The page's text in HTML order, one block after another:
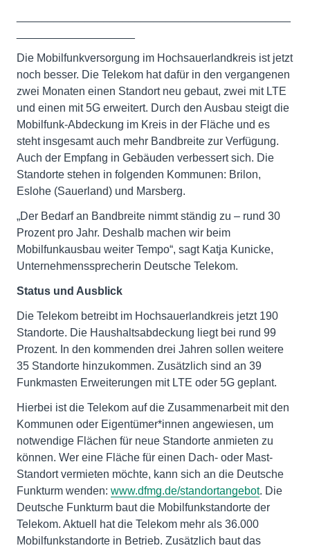
Die Mobilfunkversorgung im Hochsauerlandkreis ist jetzt
noch besser. Die Telekom hat dafür in den vergangenen
zwei Monaten einen Standort neu gebaut, zwei mit LTE
und einen mit 5G erweitert. Durch den Ausbau steigt die
Mobilfunk-Abdeckung im Kreis in der Fläche und es
steht insgesamt auch mehr Bandbreite zur Verfügung.
Auch der Empfang in Gebäuden verbessert sich. Die
Standorte stehen in folgenden Kommunen: Brilon,
Eslohe (Sauerland) und Marsberg.
„Der Bedarf an Bandbreite nimmt ständig zu – rund 30
Prozent pro Jahr. Deshalb machen wir beim
Mobilfunkausbau weiter Tempo“, sagt Katja Kunicke,
Unternehmenssprecherin Deutsche Telekom.
Status und Ausblick
Die Telekom betreibt im Hochsauerlandkreis jetzt 190
Standorte. Die Haushaltsabdeckung liegt bei rund 99
Prozent. In den kommenden drei Jahren sollen weitere
35 Standorte hinzukommen. Zusätzlich sind an 39
Funkmasten Erweiterungen mit LTE oder 5G geplant.
Hierbei ist die Telekom auf die Zusammenarbeit mit den
Kommunen oder Eigentümer*innen angewiesen, um
notwendige Flächen für neue Standorte anmieten zu
können. Wer eine Fläche für einen Dach- oder Mast-
Standort vermieten möchte, kann sich an die Deutsche
Funkturm wenden: www.dfmg.de/standortangebot. Die
Deutsche Funkturm baut die Mobilfunkstandorte der
Telekom. Aktuell hat die Telekom mehr als 36.000
Mobilfunkstandorte in Betrieb. Zusätzlich baut das